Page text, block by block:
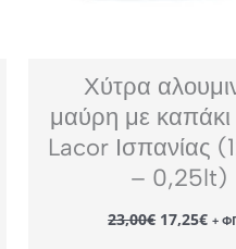
Χύτρα
μαύρη με καπάκι
Lacor Ισπανίας
– 0,25lt)
23,00€ Original
price
17,25€Η+